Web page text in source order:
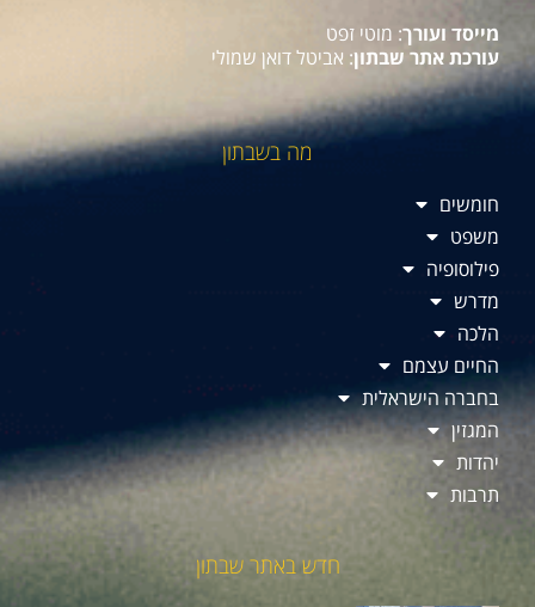
מייסד ועורך: מוטי זפט
עורכת אתר שבתון: אביטל דואן שמולי
מה בשבתון
חומשים
משפט
פילוסופיה
מדרש
הלכה
החיים עצמם
בחברה הישראלית
המגזין
יהדות
תרבות
חדש באתר שבתון